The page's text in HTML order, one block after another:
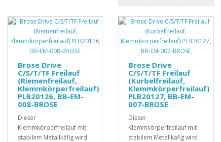
Brose Drive
C/S/T/TF Freilauf
(Riemenfreilauf,
Klemmkörperfreilauf)
PLB20126, BB-EM-
008-BROSE
Dieser
Klemmkörperfreilauf mit
stabilem Metallkäfig wird
Brose Drive
C/S/T/TF Freilauf
(Kurbelfreilauf,
Klemmkörperfreilauf)
PLB20127, BB-EM-
007-BROSE
Dieser
Klemmkörperfreilauf mit
stabilem Metallkäfig wird